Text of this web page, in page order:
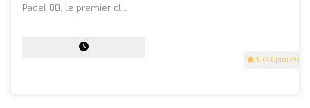
5 (4 Opinions)
Padel 88, le premier cl...